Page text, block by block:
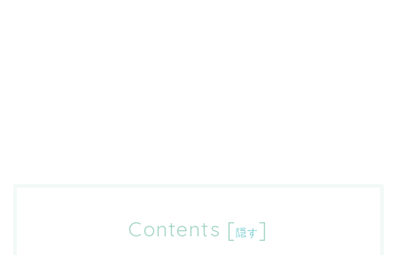
Contents [隠す]